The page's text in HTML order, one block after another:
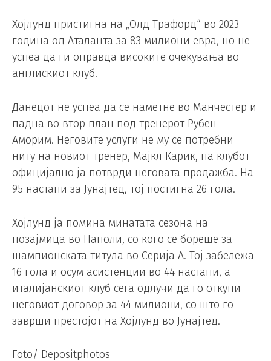
Хојлунд пристигна на „Олд Трафорд“ во 2023
година од Аталанта за 83 милиони евра, но не
успеа да ги оправда високите очекувања во
англискиот клуб.
Данецот не успеа да се наметне во Манчестер и
падна во втор план под тренерот Рубен
Аморим. Неговите услуги не му се потребни
ниту на новиот тренер, Мајкл Карик, па клубот
официјално ја потврди неговата продажба. На
95 настапи за Јунајтед, тој постигна 26 гола.
Хојлунд ја помина минатата сезона на
позајмица во Наполи, со кого се бореше за
шампионската титула во Серија А. Тој забележа
16 гола и осум асистенции во 44 настапи, а
италијанскиот клуб сега одлучи да го откупи
неговиот договор за 44 милиони, со што го
заврши престојот на Хојлунд во Јунајтед.
Foto/ Depositphotos